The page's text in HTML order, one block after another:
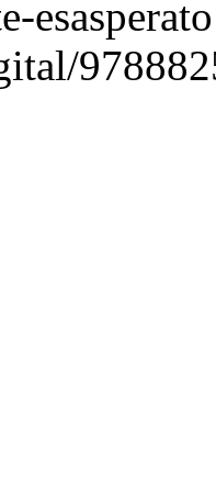
esasperato